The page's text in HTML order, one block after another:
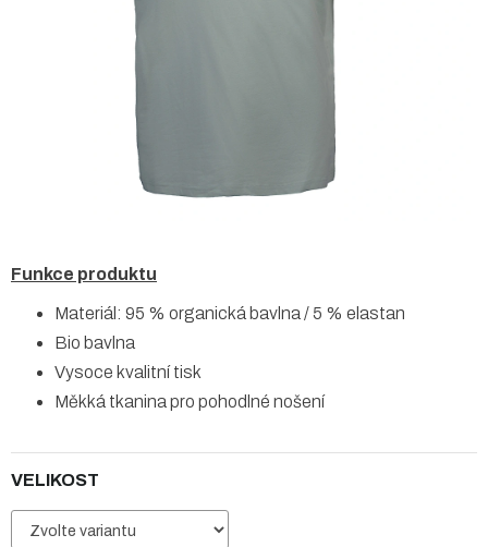
VELIKOST
Funkce produktu
Materiál: 95 % organická bavlna / 5 % elastan
Bio bavlna
Vysoce kvalitní tisk
Měkká tkanina pro pohodlné nošení